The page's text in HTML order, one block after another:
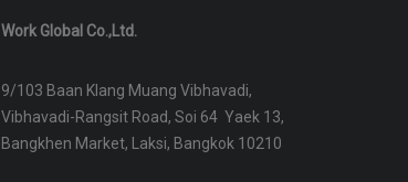
Work Global Co.,Ltd.
9/103 Baan Klang Muang Vibhavadi,
Vibhavadi-Rangsit Road, Soi 64 Yaek 13,
Bangkhen Market, Laksi, Bangkok 10210